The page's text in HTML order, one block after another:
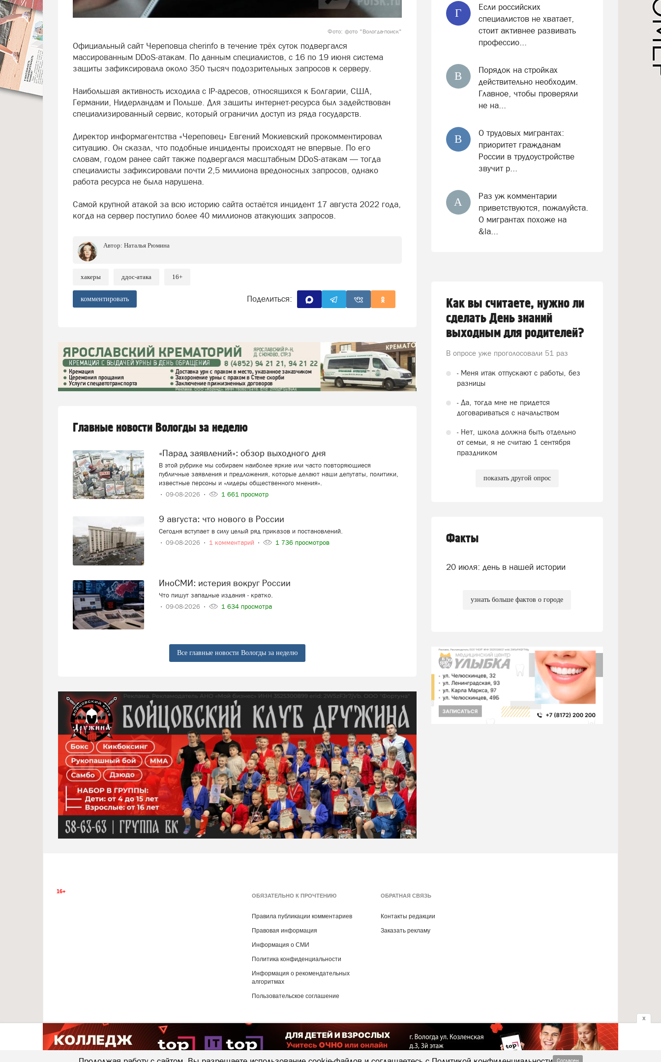
Фото: фото "Вологда-поиск"
Официальный сайт Череповца cherinfo в течение трёх суток подвергался
массированным DDoS-атакам. По данным специалистов, с 16 по 19 июня система
защиты зафиксировала около 350 тысяч подозрительных запросов к серверу.
Наибольшая активность исходила с IP-адресов, относящихся к Болгарии, США,
Германии, Нидерландам и Польше. Для защиты интернет-ресурса был задействован
специализированный сервис, который ограничил доступ из ряда государств.
Директор информагентства «Череповец» Евгений Мокиевский прокомментировал
ситуацию. Он сказал, что подобные инциденты происходят не впервые. По его
словам, годом ранее сайт также подвергался масштабным DDoS-атакам — тогда
специалисты зафиксировали почти 2,5 миллиона вредоносных запросов, однако
работа ресурса не была нарушена.
Самой крупной атакой за всю историю сайта остаётся инцидент 17 августа 2022 года,
когда на сервер поступило более 40 миллионов атакующих запросов.
Автор: Наталья Рюмина
хакеры ддос-атака 16+
комментировать Поделиться:
Главные новости Вологды за неделю
«Парад заявлений»: обзор выходного дня
В этой рубрике мы собираем наиболее яркие или часто повторяющиеся
публичные заявления и предложения, которые делают наши депутаты, политики,
известные персоны и «лидеры общественного мнения».
09-08-2026
1 661 просмотр
9 августа: что нового в России
Сегодня вступает в силу целый ряд приказов и постановлений.
09-08-2026
1 комментарий 1 736 просмотров
ИноСМИ: истерия вокруг России
Что пишут западные издания - кратко.
09-08-2026
1 634 просмотра
Все главные новости Вологды за неделю
Г
Если российских
специалистов не хватает,
стоит активнее развивать
профессио...
В
Порядок на стройках
действительно необходим.
Главное, чтобы проверяли
не на...
В
О трудовых мигрантах:
приоритет гражданам
России в трудоустройстве
звучит р...
А
Раз уж комментарии
приветствуются, пожалуйста.
О мигрантах похоже на
&la...
Как вы считаете, нужно ли
сделать День знаний
выходным для родителей?
В опросе уже проголосовали 51 раз
- Меня итак отпускают с работы, без
разницы
- Да, тогда мне не придется
договариваться с начальством
- Нет, школа должна быть отдельно
от семьи, я не считаю 1 сентября
праздником
показать другой опрос
Факты
20 июля: день в нашей истории
узнать больше фактов о городе
x
16+
ОБЯЗАТЕЛЬНО К ПРОЧТЕНИЮ
Правила публикации комментариев
Правовая информация
Информация о СМИ
Политика конфиденциальности
Информация о рекомендательных
алгоритмах
Пользовательское соглашение
ОБРАТНАЯ СВЯЗЬ
Контакты редакции
Заказать рекламу
Copyright ©2016- 2026Рекламная группа «Медиа консалт»
Согласен